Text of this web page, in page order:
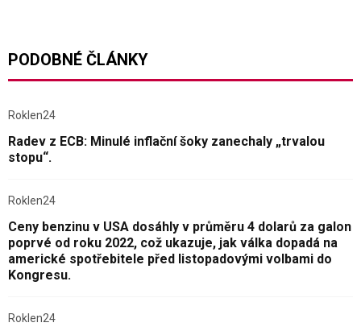
PODOBNÉ ČLÁNKY
Roklen24
Radev z ECB: Minulé inflační šoky zanechaly „trvalou
stopu“.
Roklen24
Ceny benzinu v USA dosáhly v průměru 4 dolarů za galon
poprvé od roku 2022, což ukazuje, jak válka dopadá na
americké spotřebitele před listopadovými volbami do
Kongresu.
Roklen24